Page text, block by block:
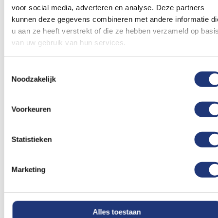
voor social media, adverteren en analyse. Deze partners
kunnen deze gegevens combineren met andere informatie
u aan ze heeft verstrekt of die ze hebben verzameld op
van uw gebruik van hun services.
Noodzakelijk
Voorkeuren
Statistieken
Marketing
Alles toestaan
50x75cm
Marokkaanse vlag
50x75cm
16,49
Voor 16:00 besteld, dezelfde
In winkelmand
Glanspoly 115gr/m2 70x100cm
Marokkaanse vlag
70x100cm
18,14
Voor 16:00 besteld, dezelfde
Spunpoly 165gr/m2 100x150cm
Voeg
toe
Spunpoly 165gr/m2
150x225cm